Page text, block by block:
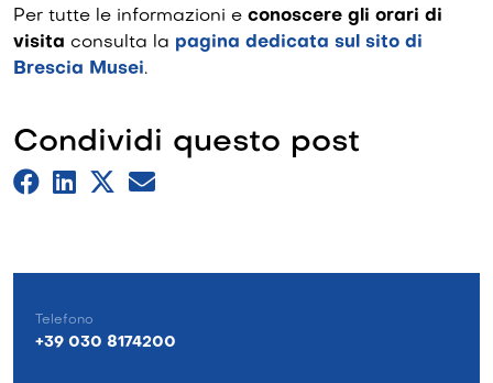
Per tutte le informazioni e conoscere gli orari di
visita consulta la pagina dedicata sul sito di
Brescia Musei.
Condividi questo post
Telefono
+39 030 8174200